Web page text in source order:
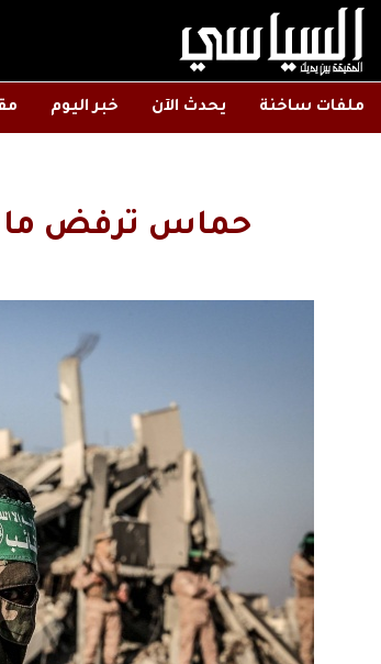
ملفات ساخنة يحدث الآن خبر اليوم
حماس ترفض ما